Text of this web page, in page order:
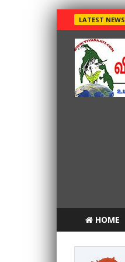
LATEST NEWS
HOME